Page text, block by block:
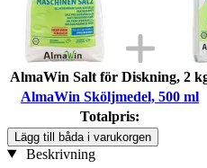
AlmaWin Salt för Diskning, 2
AlmaWin Sköljmedel, 500 ml
Totalpris:
Lägg till båda i varukorgen
Beskrivning